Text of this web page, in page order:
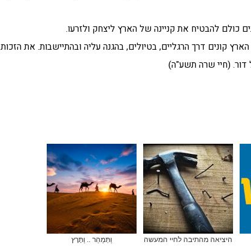
להבטיח את קניינה של הארץ ליצחק ולזרעו.
קונים דרך הרגליים, בטיולים, בהגנה עליה ובהתיישבות. את הזכות
דור. (חיי שרה תשע"ה)
היציאה מהתיבה לחיי המעשה וַתְּמַהֵר .. וַתָּרָץ